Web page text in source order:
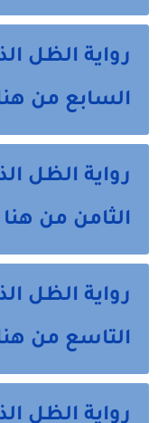
رواية الظل
السابع من
رواية الظل
الثامن من هنا
رواية الظل
التاسع من
رواية الظل